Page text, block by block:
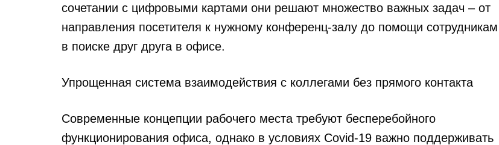
сочетании с цифровыми картами они решают множество важных задач – от
направления посетителя к нужному конференц-залу до помощи сотрудникам
в поиске друг друга в офисе.
Упрощенная система взаимодействия с коллегами без прямого контакта
Современные концепции рабочего места требуют бесперебойного
функционирования офиса, однако в условиях Covid-19 важно поддерживать